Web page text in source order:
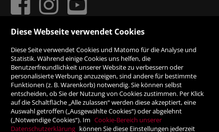
Rechnung
Vorauskasse
SICHER ONLINE SHOPPEN!
Diese Webseite verwendet Cookies
Diese Seite verwendet Cookies und Matomo für die Analyse und
Statistik. Während einige Cookies uns helfen, die
Benutzerfreundlichkeit unserer Website zu verbessern oder
personalisierte Werbung anzuzeigen, sind andere für bestimmte
Funktionen (z. B. Warenkorb) notwendig. Sie können selbst
entscheiden, ob Sie der Nutzung von Cookies zustimmen. Per Klick
auf die Schaltfläche „Alle zulassen“ werden diese akzeptiert, eine
Auswahl getroffen („Ausgewählte Cookies“) oder abgelehnt
(„Notwendige Cookies“). Im Cookie-Bereich unserer
Datenschutzerklärung können Sie diese Einstellungen jederzeit